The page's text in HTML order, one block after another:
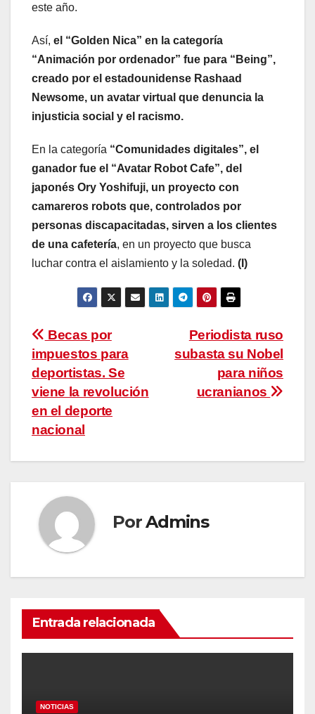
este año.
Así, el “Golden Nica” en la categoría
“Animación por ordenador” fue para “Being”,
creado por el estadounidense Rashaad
Newsome, un avatar virtual que denuncia la
injusticia social y el racismo.
En la categoría “Comunidades digitales”, el
ganador fue el “Avatar Robot Cafe”, del
japonés Ory Yoshifuji, un proyecto con
camareros robots que, controlados por
personas discapacitadas, sirven a los clientes
de una cafetería, en un proyecto que busca
luchar contra el aislamiento y la soledad. (I)
Navegación
de
entradas
Periodista ruso
subasta su Nobel
para niños
ucranianos
Becas por
impuestos para
deportistas. Se
viene la revolución
en el deporte
nacional
PorAdmins
Entrada relacionada
NOTICIAS